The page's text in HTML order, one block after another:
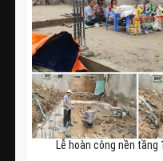
Lễ hoàn công nền tầng 1